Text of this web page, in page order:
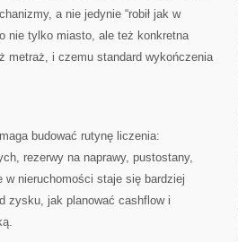
a nie jedynie “robił jak w
nie tylko miasto, ale też konkretna
metraż, i czemu standard wykończenia
budować rutynę liczenia:
rezerwy na naprawy, pustostany,
nieruchomości staje się bardziej
zysku, jak planować cashflow i